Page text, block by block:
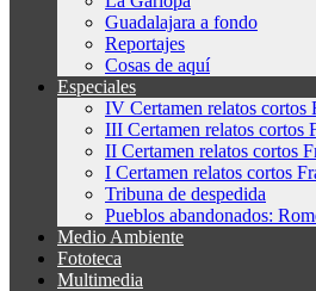
Guadalajara a fondo
Reportajes
Cosas de aquí
Especiales
IV Certamen relatos cortos
III Certamen relatos cortos
II Certamen relatos cortos
I Certamen relatos cortos
Tribuna de despedida
Pueblos abandonados:
Medio Ambiente
Fototeca
Multimedia